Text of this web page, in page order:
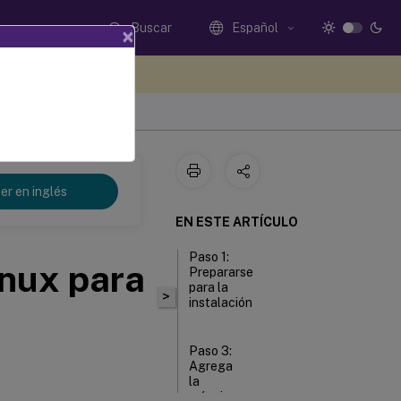
Buscar Español
en inglés
para
>
EN ESTE ARTÍCULO
Paso 1:
Prepararse
para la
instalación
Paso 3:
Agrega
la
máquina
×